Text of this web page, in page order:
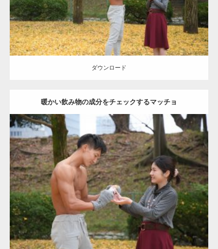
ダウンロード
ダウンロード
暖かい飲み物の成分をチェックするマッチョ
Update:2021.07.8
Category:公園のマッチョ その他 AKIHITO(細マッチョ) 上腕三頭筋
肩
ダウンロード